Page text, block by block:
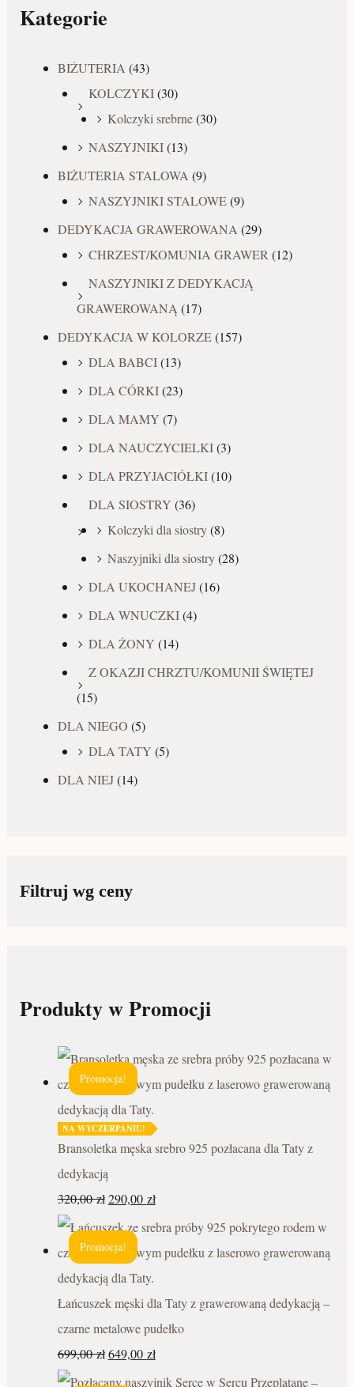
Kategorie
BIŻUTERIA (43)
KOLCZYKI (30)
Kolczyki srebrne (30)
NASZYJNIKI (13)
BIŻUTERIA STALOWA (9)
NASZYJNIKI STALOWE (9)
DEDYKACJA GRAWEROWANA (29)
CHRZEST/KOMUNIA GRAWER (12)
NASZYJNIKI Z DEDYKACJĄ
GRAWEROWANĄ (17)
DEDYKACJA W KOLORZE (157)
DLA BABCI (13)
DLA CÓRKI (23)
DLA MAMY (7)
DLA NAUCZYCIELKI (3)
DLA PRZYJACIÓŁKI (10)
DLA SIOSTRY (36)
Kolczyki dla siostry (8)
Naszyjniki dla siostry (28)
DLA UKOCHANEJ (16)
DLA WNUCZKI (4)
DLA ŻONY (14)
Z OKAZJI CHRZTU/KOMUNII ŚWIĘTEJ
(15)
DLA NIEGO (5)
DLA TATY (5)
DLA NIEJ (14)
Filtruj wg ceny
Produkty w Promocji
Promocja!
NA WYCZERPANIU!
Bransoletka męska srebro 925 pozłacana dla Taty z
dedykacją
320,00zł 290,00 zł
Promocja!
Łańcuszek męski dla Taty z grawerowaną dedykacją –
czarne metalowe pudełko
699,00zł 649,00 zł